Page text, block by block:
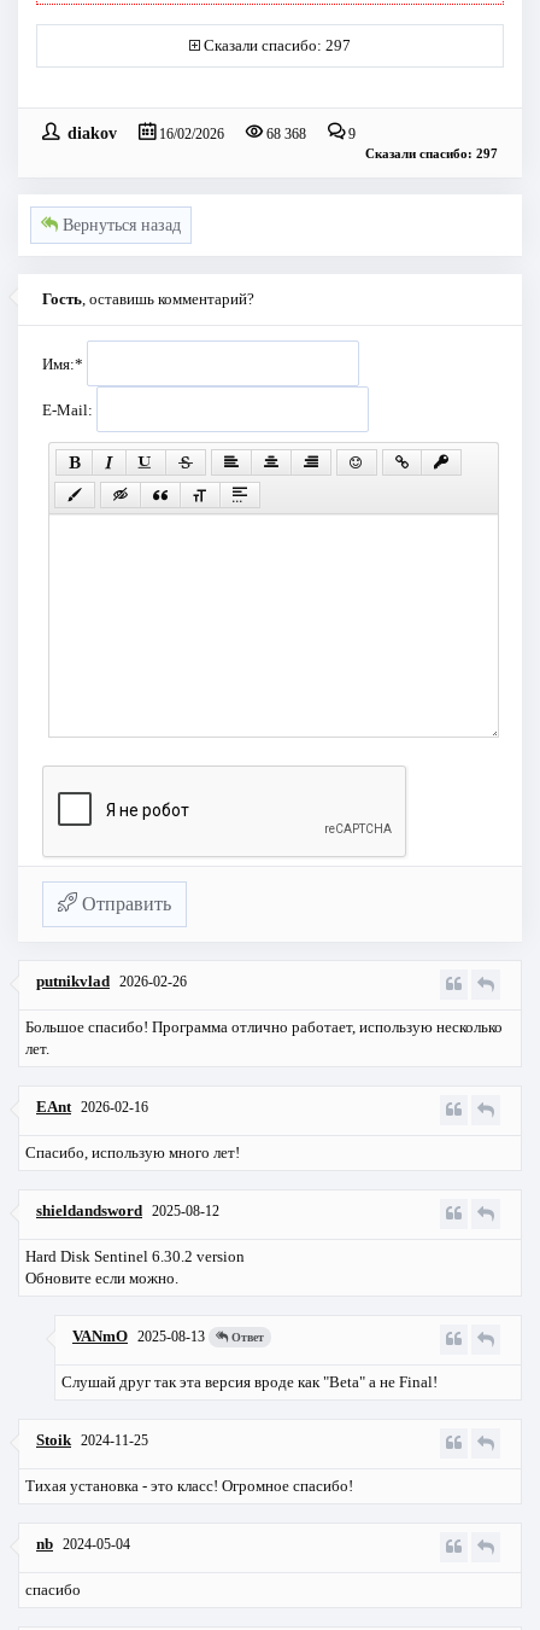
Сказали спасибо: 297
diakov 16/02/2026 68 368 9
Сказали спасибо: 297
Вернуться назад
Гость, оставишь комментарий?
Имя:*
E-Mail:
Отправить
putnikvlad 2026-02-26
Большое спасибо! Программа отлично работает, использую несколько
лет.
EAnt 2026-02-16
Спасибо, использую много лет!
shieldandsword 2025-08-12
Hard Disk Sentinel 6.30.2 version
Обновите если можно.
VANmO 2025-08-13 Ответ
Слушай друг так эта версия вроде как "Beta" а не Final!
Stoik 2024-11-25
Тихая установка - это класс! Огромное спасибо!
nb 2024-05-04
спасибо